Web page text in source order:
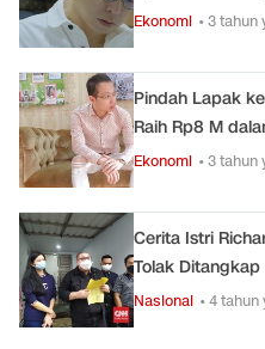
Ekonomi • 3 tahun
Pindah Lapak
Raih Rp8 M
Ekonomi • 3 tahun
Cerita Istri
Tolak Ditangkap
Nasional • 4